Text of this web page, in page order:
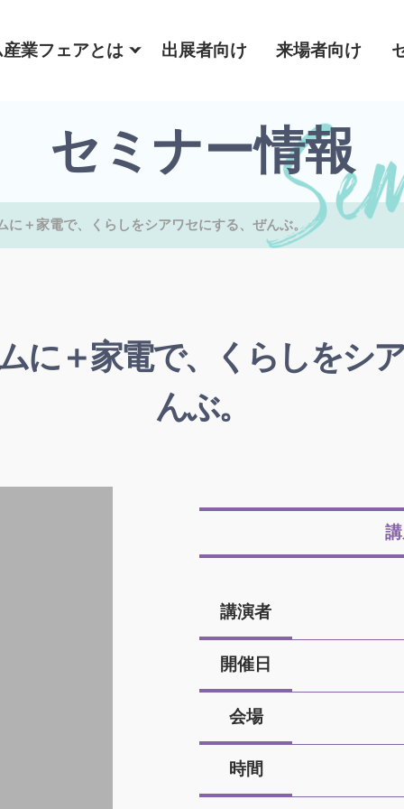
産業フェアとは 出展者向け 来場者向け
セミナー情報
に＋家電で、くらしをシアワセにする、ぜんぶ。
に＋家電で、くらしをシ
んぶ。
講演者
開催日
会場
時間